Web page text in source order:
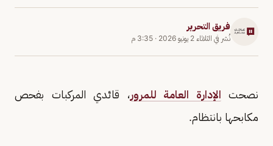
فريق التحرير
نُشر في الثلاثاء 2 يونيو 2026 · 3:35 م
نصحت الإدارة العامة للمرور، قائدي المركبات بفحص
مكابحها بانتظام.